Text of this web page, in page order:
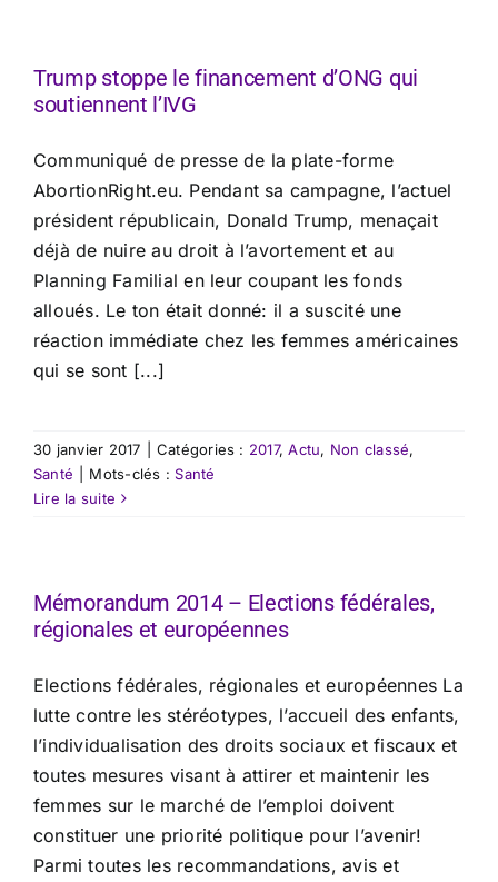
Trump stoppe le financement d’ONG qui
soutiennent l’IVG
Communiqué de presse de la plate-forme
AbortionRight.eu. Pendant sa campagne, l’actuel
président républicain, Donald Trump, menaçait
déjà de nuire au droit à l’avortement et au
Planning Familial en leur coupant les fonds
alloués. Le ton était donné: il a suscité une
réaction immédiate chez les femmes américaines
qui se sont [...]
30 janvier 2017 Catégories : 2017,Actu, Non classé,
Santé
Mots-clés :Santé
Lire la suite
Mémorandum 2014 – Elections fédérales,
régionales et européennes
Elections fédérales, régionales et européennes La
lutte contre les stéréotypes, l’accueil des enfants,
l’individualisation des droits sociaux et fiscaux et
toutes mesures visant à attirer et maintenir les
femmes sur le marché de l’emploi doivent
constituer une priorité politique pour l’avenir!
Parmi toutes les recommandations, avis et